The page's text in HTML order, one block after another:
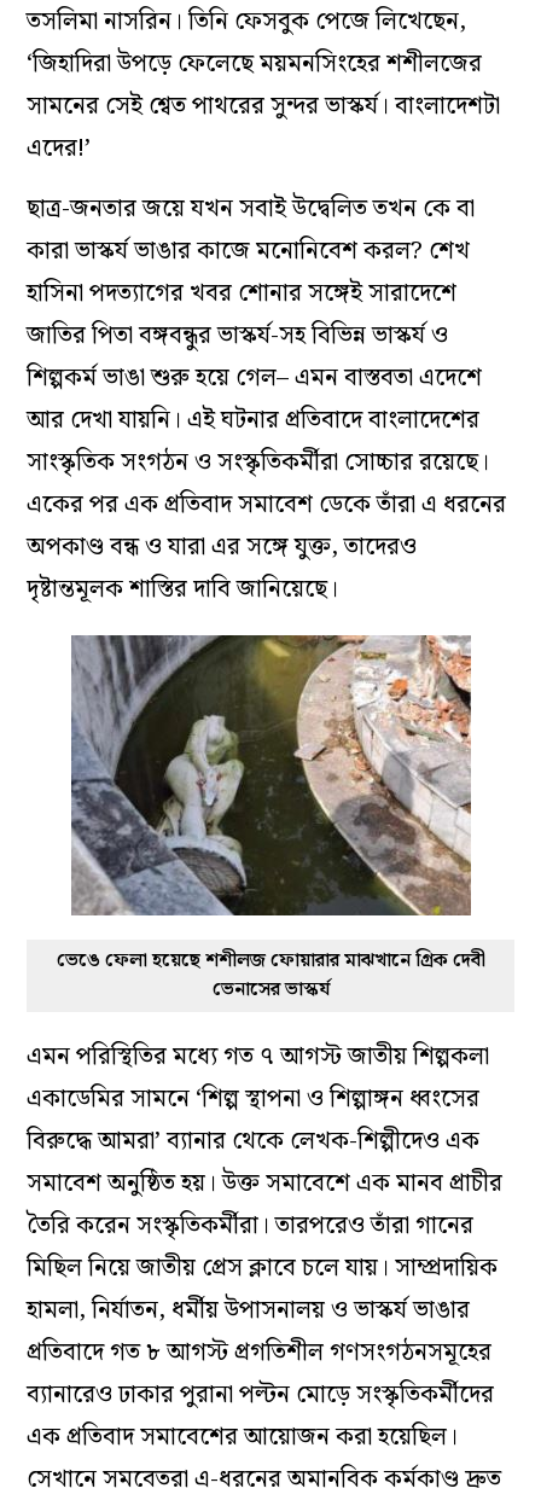
তসলিমা নাসরিন। তিনি ফেসবুক পেজে লিখেছেন,
‘জিহাদিরা উপড়ে ফেলেছে ময়মনসিংহের শশীলজের
সামনের সেই শ্বেত পাথরের সুন্দর ভাস্কর্য। বাংলাদেশটা
এদের!’
ছাত্র-জনতার জয়ে যখন সবাই উদ্বেলিত তখন কে বা
কারা ভাস্কর্য ভাঙার কাজে মনোনিবেশ করল? শেখ
হাসিনা পদত্যাগের খবর শোনার সঙ্গেই সারাদেশে
জাতির পিতা বঙ্গবন্ধুর ভাস্কর্য-সহ বিভিন্ন ভাস্কর্য ও
শিল্পকর্ম ভাঙা শুরু হয়ে গেল– এমন বাস্তবতা এদেশে
আর দেখা যায়নি। এই ঘটনার প্রতিবাদে বাংলাদেশের
সাংস্কৃতিক সংগঠন ও সংস্কৃতিকর্মীরা সোচ্চার রয়েছে।
একের পর এক প্রতিবাদ সমাবেশ ডেকে তাঁরা এ ধরনের
অপকাণ্ড বন্ধ ও যারা এর সঙ্গে যুক্ত, তাদেরও
দৃষ্টান্তমূলক শাস্তির দাবি জানিয়েছে।
ভেঙে ফেলা হয়েছে শশীলজ ফোয়ারার মাঝখানে গ্রিক দেবী
ভেনাসের ভাস্কর্য
এমন পরিস্থিতির মধ্যে গত ৭ আগস্ট জাতীয় শিল্পকলা
একাডেমির সামনে ‘শিল্প স্থাপনা ও শিল্পাঙ্গন ধ্বংসের
বিরুদ্ধে আমরা’ ব্যানার থেকে লেখক-শিল্পীদেও এক
সমাবেশ অনুষ্ঠিত হয়। উক্ত সমাবেশে এক মানব প্রাচীর
তৈরি করেন সংস্কৃতিকর্মীরা। তারপরেও তাঁরা গানের
মিছিল নিয়ে জাতীয় প্রেস ক্লাবে চলে যায়। সাম্প্রদায়িক
হামলা, নির্যাতন, ধর্মীয় উপাসনালয় ও ভাস্কর্য ভাঙার
প্রতিবাদে গত ৮ আগস্ট প্রগতিশীল গণসংগঠনসমূহের
ব্যানারেও ঢাকার পুরানা পল্টন মোড়ে সংস্কৃতিকর্মীদের
এক প্রতিবাদ সমাবেশের আয়োজন করা হয়েছিল।
সেখানে সমবেতরা এ-ধরনের অমানবিক কর্মকাণ্ড দ্রুত